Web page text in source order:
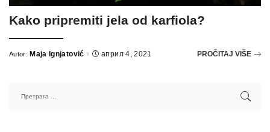
Kako pripremiti jela od karfiola?
Autor: Maja Ignjatović април 4, 2021 PROČITAJ VIŠE